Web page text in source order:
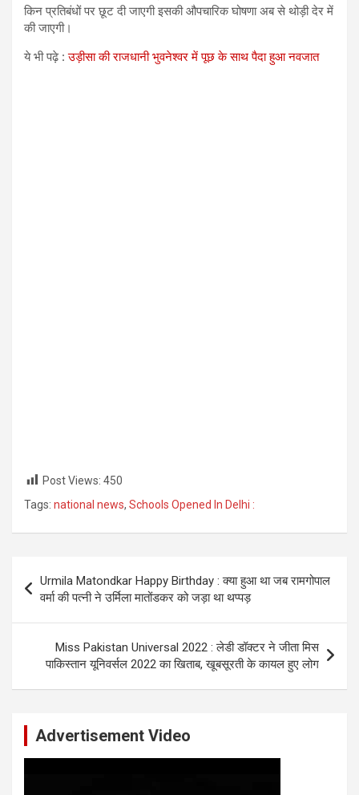
किन प्रतिबंधों पर छूट दी जाएगी इसकी औपचारिक घोषणा अब से थोड़ी देर में
की जाएगी।
ये भी पढ़े :उड़ीसा की राजधानी भुवनेश्वर में पूछ के साथ पैदा हुआ नवजात
Post Views: 450
Tags: national news, Schools Opened In Delhi :
navigation
Urmila Matondkar Happy Birthday : क्या हुआ था जब रामगोपाल
वर्मा की पत्नी ने उर्मिला मातोंडकर को जड़ा था थप्पड़
Miss Pakistan Universal 2022 : लेडी डॉक्टर ने जीता मिस
पाकिस्तान यूनिवर्सल 2022 का खिताब, खूबसूरती के कायल हुए लोग
Advertisement Video